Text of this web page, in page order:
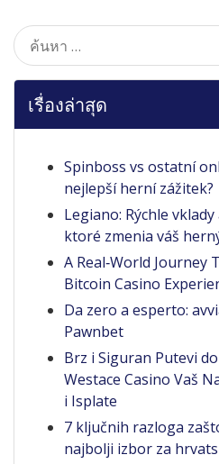
ค้นหา
สำหรับ:
เรื่องล่าสุด
Spinboss vs ostatní
nejlepší herní zážitek?
Legiano: Rýchle
ktoré zmenia váš
A Real‑World
Bitcoin Casino
Da zero a esperto:
Pawnbet
Brz i Siguran Putevi
Westace Casino Vaš
i Isplate
7 ključnih razloga
najbolji izbor za